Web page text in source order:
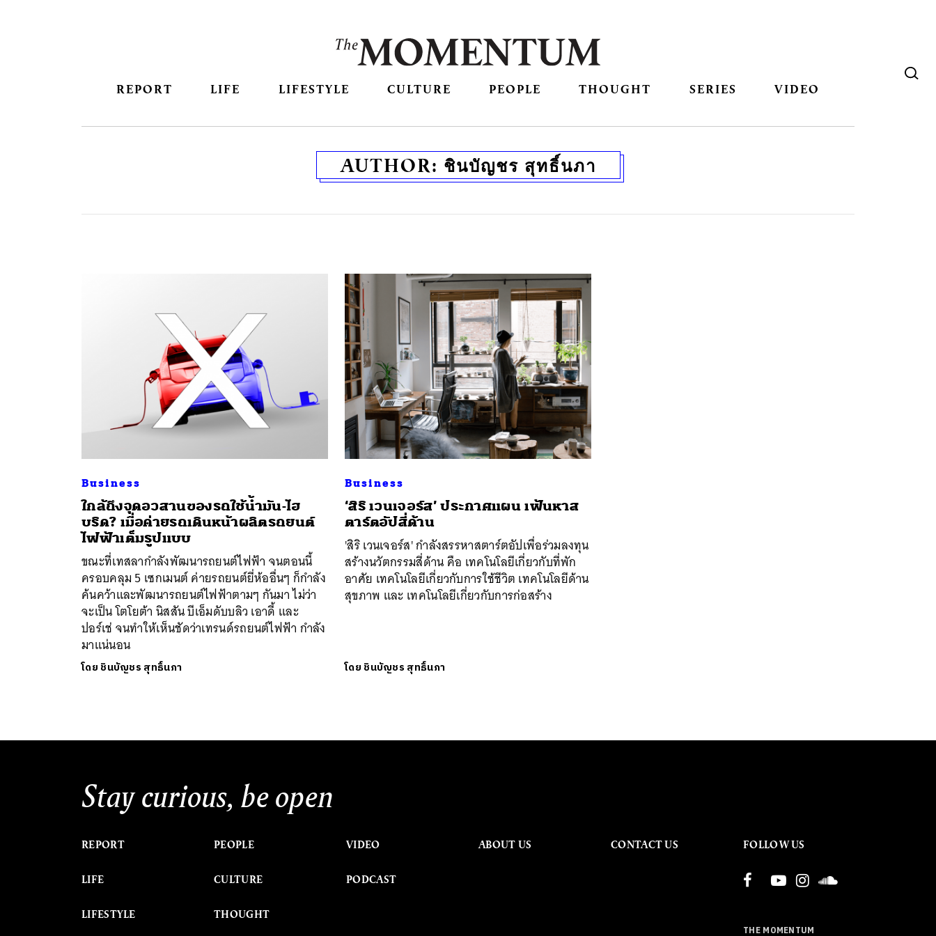
REPORT LIFE LIFESTYLE CULTURE PEOPLE THOUGHT SERIES VIDEO
AUTHOR: ชินบัญชร สุทธิ์นภา
Business
ใกล้ถึงจุดอวสานของรถใช้น้ำมัน-ไฮ
บริด? เมื่อค่ายรถเดินหน้าผลิตรถยนต์
ไฟฟ้าเต็มรูปแบบ
ขณะที่เทสลากำลังพัฒนารถยนต์ไฟฟ้า จนตอนนี้
ครอบคลุม 5 เซกเมนต์ ค่ายรถยนต์ยี่ห้ออื่นๆ ก็กำลัง
ค้นคว้าและพัฒนารถยนต์ไฟฟ้าตามๆ กันมา ไม่ว่า
จะเป็น โตโยต้า นิสสัน บีเอ็มดับบลิว เอาดี้ และ
ปอร์เช่ จนทำให้เห็นชัดว่าเทรนด์รถยนต์ไฟฟ้า กำลัง
มาแน่นอน
โดย ชินบัญชร สุทธิ์นภา
Business
‘สิริ เวนเจอร์ส’ ประกาศแผน เฟ้นหาส
ตาร์ตอัปสี่ด้าน
'สิริ เวนเจอร์ส' กำลังสรรหาสตาร์ตอัปเพื่อร่วมลงทุน
สร้างนวัตกรรมสี่ด้าน คือ เทคโนโลยีเกี่ยวกับที่พัก
อาศัย เทคโนโลยีเกี่ยวกับการใช้ชีวิต เทคโนโลยีด้าน
สุขภาพ และ เทคโนโลยีเกี่ยวกับการก่อสร้าง
โดย ชินบัญชร สุทธิ์นภา
Stay curious, be open
REPORT
LIFE
LIFESTYLE
PEOPLE
CULTURE
THOUGHT
VIDEO
PODCAST
ABOUT US CONTACT US FOLLOW US
THE MOMENTUM
SHARE TWEET LINE EMAIL